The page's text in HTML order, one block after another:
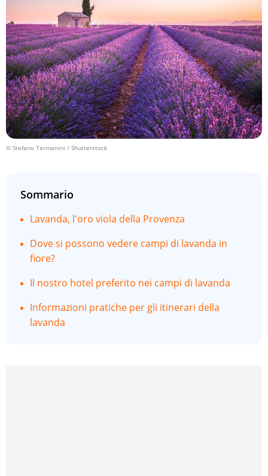
© Stefano Termanini / Shutterstock
Sommario
Lavanda, l'oro viola della Provenza
Dove si possono vedere campi di lavanda in
fiore?
Il nostro hotel preferito nei campi di lavanda
Informazioni pratiche per gli itinerari della
lavanda